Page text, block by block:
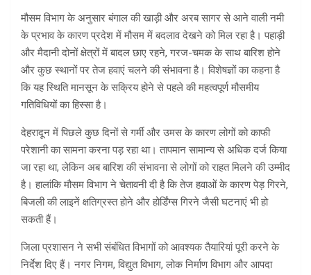
मौसम विभाग के अनुसार बंगाल की खाड़ी और अरब सागर से आने वाली नमी
के प्रभाव के कारण प्रदेश में मौसम में बदलाव देखने को मिल रहा है। पहाड़ी
और मैदानी दोनों क्षेत्रों में बादल छाए रहने, गरज-चमक के साथ बारिश होने
और कुछ स्थानों पर तेज हवाएं चलने की संभावना है। विशेषज्ञों का कहना है
कि यह स्थिति मानसून के सक्रिय होने से पहले की महत्वपूर्ण मौसमीय
गतिविधियों का हिस्सा है।
देहरादून में पिछले कुछ दिनों से गर्मी और उमस के कारण लोगों को काफी
परेशानी का सामना करना पड़ रहा था। तापमान सामान्य से अधिक दर्ज किया
जा रहा था, लेकिन अब बारिश की संभावना से लोगों को राहत मिलने की उम्मीद
है। हालांकि मौसम विभाग ने चेतावनी दी है कि तेज हवाओं के कारण पेड़ गिरने,
बिजली की लाइनें क्षतिग्रस्त होने और होर्डिंग्स गिरने जैसी घटनाएं भी हो
सकती हैं।
जिला प्रशासन ने सभी संबंधित विभागों को आवश्यक तैयारियां पूरी करने के
निर्देश दिए हैं। नगर निगम, विद्युत विभाग, लोक निर्माण विभाग और आपदा